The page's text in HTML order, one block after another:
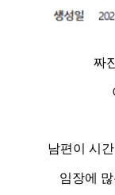
짜
남편이 시
임장에